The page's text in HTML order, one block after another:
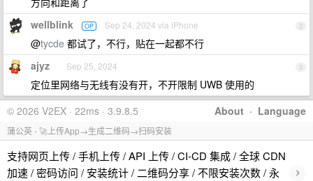
2
wellblink OP Sep 24, 2024 via iPhone
@tycde 都试了，不行，贴在一起都不行
3
ajyz Sep 25, 2024
定位里网络与无线有没有开，不开限制 UWB 使用的
About · Language
© 2026 V2EX · 22ms · 3.9.8.5
蒲公英 - 🚀上传App→生成二维码→扫码安装
支持网页上传 / 手机上传 / API 上传 / CI-CD 集成 / 全球 CDN
加速 / 密码访问 / 安装统计 / 二维码分享 / 不限安装次数 / 永
›